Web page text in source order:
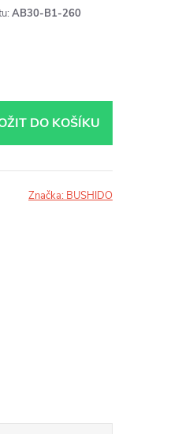
AB30-B1-260
DO KOŠÍKU
Značka: BUSHIDO